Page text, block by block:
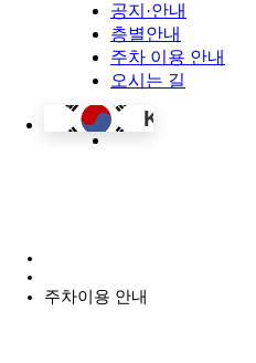
공지·안내
층별안내
주차 이용 안내
오시는 길
KO
주차이용 안내